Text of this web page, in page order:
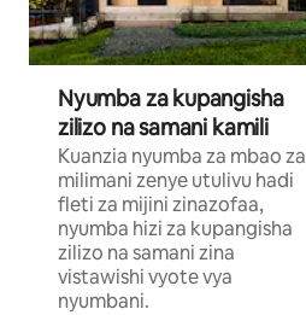
Nyumba za kupangisha
zilizo na samani kamili
Kuanzia nyumba za mbao za
milimani zenye utulivu hadi
fleti za mijini zinazofaa,
nyumba hizi za kupangisha
zilizo na samani zina
vistawishi vyote vya
nyumbani.